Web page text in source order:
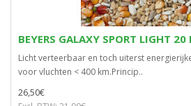
BEYERS GALAXY SPORT LIGHT 20
Licht verteerbaar en toch uiterst
voor vluchten < 400 km.Princip..
26,50€